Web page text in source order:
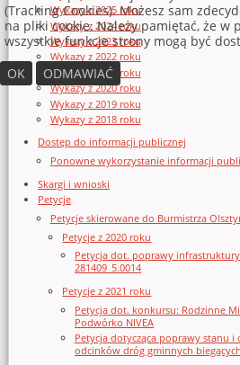
Wykazy z 2025 roku
Wykazy z 2024 roku
Wykazy z 2023 roku
Wykazy z 2022 roku
Wykazy z 2021 roku
Wykazy z 2020 roku
Wykazy z 2019 roku
Wykazy z 2018 roku
Dostęp do informacji publicznej
Ponowne wykorzystanie informacji
Skargi i wnioski
Petycje
Petycje skierowane do Burmistrza
Petycje z 2020 roku
Petycja dot. poprawy
281409_5.0014
Petycje z 2021 roku
Petycja dot. konkursu: Rodzinne
Podwórko NIVEA
Petycja dotycząca poprawy stanu i
odcinków dróg gminnych
(Tracking Cookies). Możesz sam
na pliki cookie. Należy pamiętać, że w
wszystkie funkcje strony mogą być
OK
ODMAWIAĆ